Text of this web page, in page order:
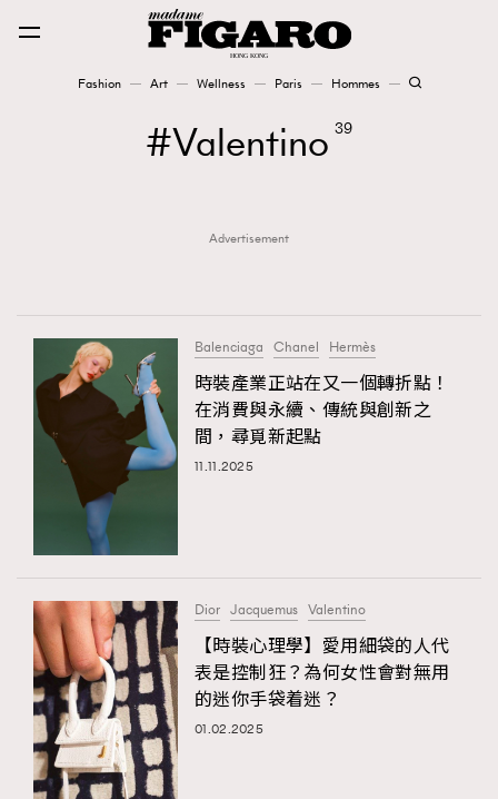
Fashion Art Wellness Paris Hommes
Paris
Hommes
AFrenchMind
DressLikeAParisienne 1
EmpowerF 103
FashionWeek 191
FigaroAesthetic 308
Valentino 39
Advertisement
Balenciaga Chanel Hermès
時裝產業正站在又一個轉折點！
在消費與永續、傳統與創新之
間，尋覓新起點
11.11.2025
Dior Jacquemus Valentino
【時裝心理學】愛用細袋的人代
表是控制狂？為何女性會對無用
的迷你手袋着迷？
01.02.2025